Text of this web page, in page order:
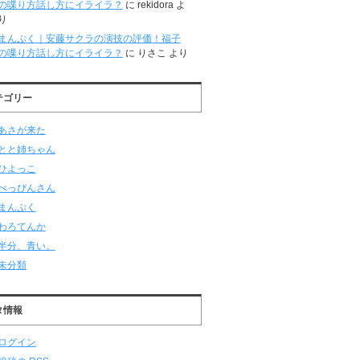
喋り方話し方にイライラ？ に rekidora よ
んぷく｜安藤サクラの演技の評価！福子
喋り方話し方にイライラ？ に りさこ より
ゴリー
さが来た
と姉ちゃん
よっこ
っぴんさん
んぷく
ろてんか
分、青い。
分類
情報
グイン